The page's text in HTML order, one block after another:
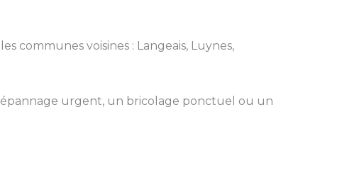
les communes voisines : Langeais, Luynes,
urgent, un bricolage ponctuel ou un